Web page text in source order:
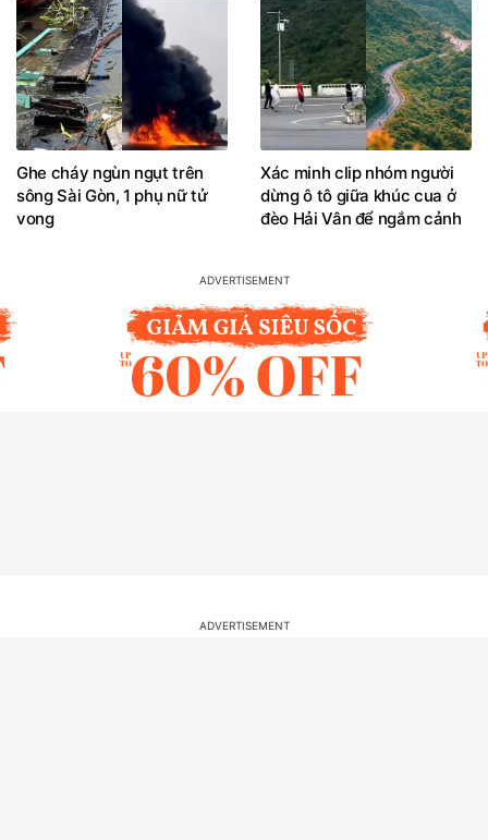
Ghe cháy ngùn ngụt trên
sông Sài Gòn, 1 phụ nữ tử
vong
Xác minh clip nhóm người
dừng ô tô giữa khúc cua ở
đèo Hải Vân để ngắm cảnh